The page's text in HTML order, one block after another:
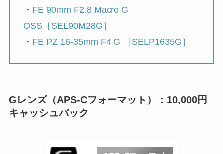
・ FE 90mm F2.8 Macro G
OSS［SEL90M28G］
・ FE PZ 16-35mm F4 G ［SELP1635G］
Gレンズ（APS-Cフォーマット）：10,000円
キャッシュバック